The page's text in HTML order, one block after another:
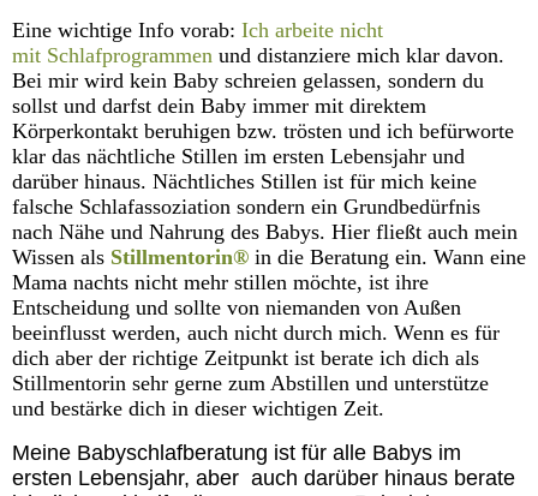
Eine wichtige Info vorab: Ich arbeite nicht
mit Schlafprogrammen und distanziere mich klar davon.
Bei mir wird kein Baby schreien gelassen, sondern du
sollst und darfst dein Baby immer mit direktem
Körperkontakt beruhigen bzw. trösten und ich befürworte
klar das nächtliche Stillen im ersten Lebensjahr und
darüber hinaus. Nächtliches Stillen ist für mich keine
falsche Schlafassoziation sondern ein Grundbedürfnis
nach Nähe und Nahrung des Babys. Hier fließt auch mein
Wissen als Stillmentorin® in die Beratung ein. Wann eine
Mama nachts nicht mehr stillen möchte, ist ihre
Entscheidung und sollte von niemanden von Außen
beeinflusst werden, auch nicht durch mich. Wenn es für
dich aber der richtige Zeitpunkt ist berate ich dich als
Stillmentorin sehr gerne zum Abstillen und unterstütze
und bestärke dich in dieser wichtigen Zeit.
Meine Babyschlafberatung ist für alle Babys im
ersten Lebensjahr, aber auch darüber hinaus berate